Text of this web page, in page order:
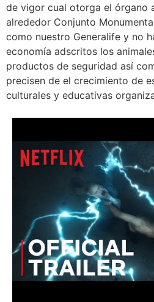
de vigor cual otorga el órgano
alrededor Conjunto
como nuestro Generalife y no
economía adscritos los
productos de seguridad así­
precisen de el crecimiento de
culturales y educativas